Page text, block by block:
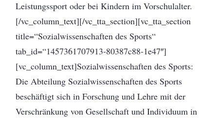
Leistungssport oder bei Kindern im Vorschulalter.
[/vc_column_text][/vc_tta_section][vc_tta_section
title=“Sozialwissenschaften des Sports“
tab_id=“1457361707913-80387c88-1e47″]
[vc_column_text]Sozialwissenschaften des Sports:
Die Abteilung Sozialwissenschaften des Sports
beschäftigt sich in Forschung und Lehre mit der
Verschränkung von Gesellschaft und Individuum in